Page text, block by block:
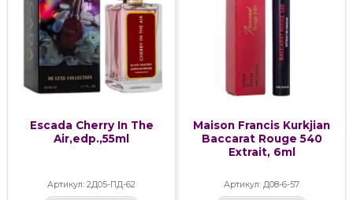
Escada Cherry In The
Air,edp.,55ml
Артикул: 2Д05-ПД-62
Maison Francis Kurkjian
Baccarat Rouge 540
Extrait, 6ml
Артикул: Д08-6-57